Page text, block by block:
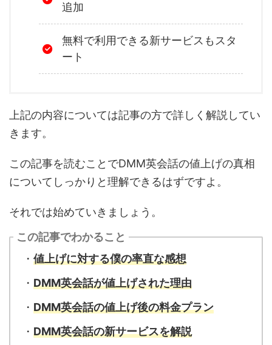
追加
無料で利用できる新サービスもスタ
ート
上記の内容については記事の方で詳しく解説してい
きます。
この記事を読むことでDMM英会話の値上げの真相
についてしっかりと理解できるはずですよ。
それでは始めていきましょう。
この記事でわかること
・ 値上げに対する僕の率直な感想
・ DMM英会話が値上げされた理由
・ DMM英会話の値上げ後の料金プラン
・ DMM英会話の新サービスを解説